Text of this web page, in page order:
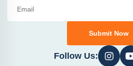
Submit Now
Follow Us: